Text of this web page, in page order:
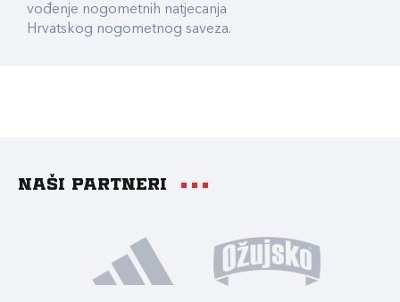
vođenje nogometnih natjecanja
Hrvatskog nogometnog saveza.
Naši partneri